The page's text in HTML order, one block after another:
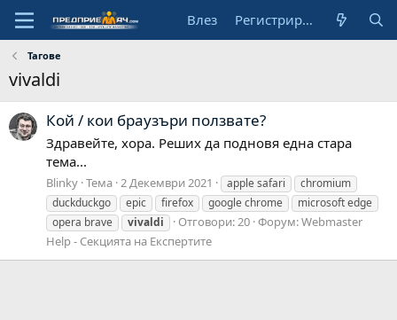
Влез Регистрирай се
Тагове
vivaldi
Кой / кои браузъри ползвате?
Здравейте, хора. Реших да подновя една стара
тема...
Blinky Тема 2 Декември 2021 apple safari
chromium
duckduckgo
epic firefox google chrome
microsoft edge
opera brave
vivaldi Отговори: 20 Форум:Webmaster
Help - Секцията на Експертите